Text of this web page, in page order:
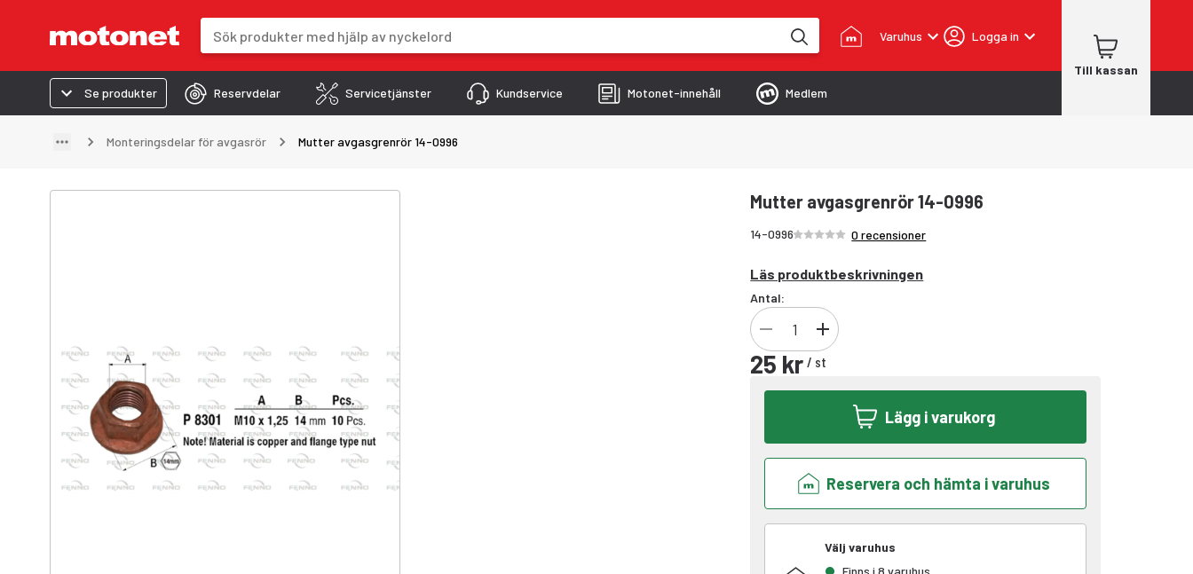
Varuhus Logga in
Till kassan
Se produkter
Reservdelar Servicetjänster Kundservice Motonet-innehåll Medlem
Monteringsdelar för avgasrör Mutter avgasgrenrör 14-0996
Mutter avgasgrenrör 14-0996
14-0996Betyg /5 stjärnor
0 recensioner
Läs produktbeskrivningen
Antal:
25 kr / st
Lägg i varukorg
Reservera och hämta i varuhus
Välj varuhus
Finns i 8 varuhus